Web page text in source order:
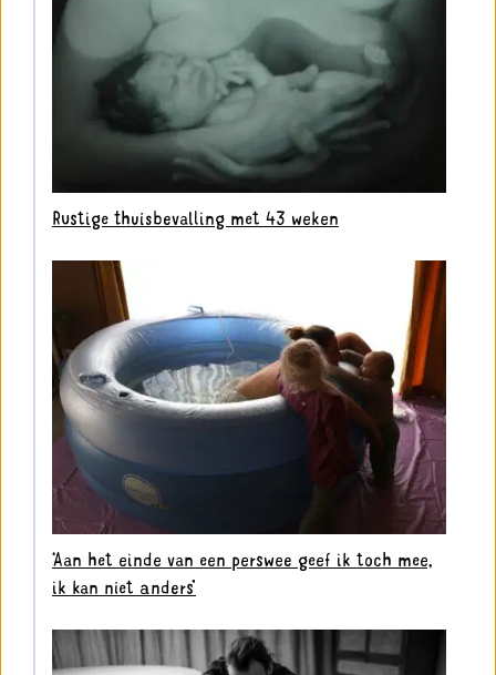
Rustige thuisbevalling met 43 weken
‘Aan het einde van een perswee geef ik toch mee,
ik kan niet anders’